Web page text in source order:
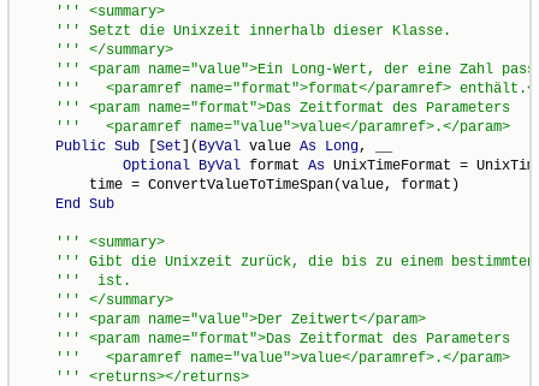
Public Sub [Set]( ByVal value As Long, __
Optional ByVal format As UnixTimeFormat =
        time = ConvertValueToTimeSpan(value, format)
End Sub